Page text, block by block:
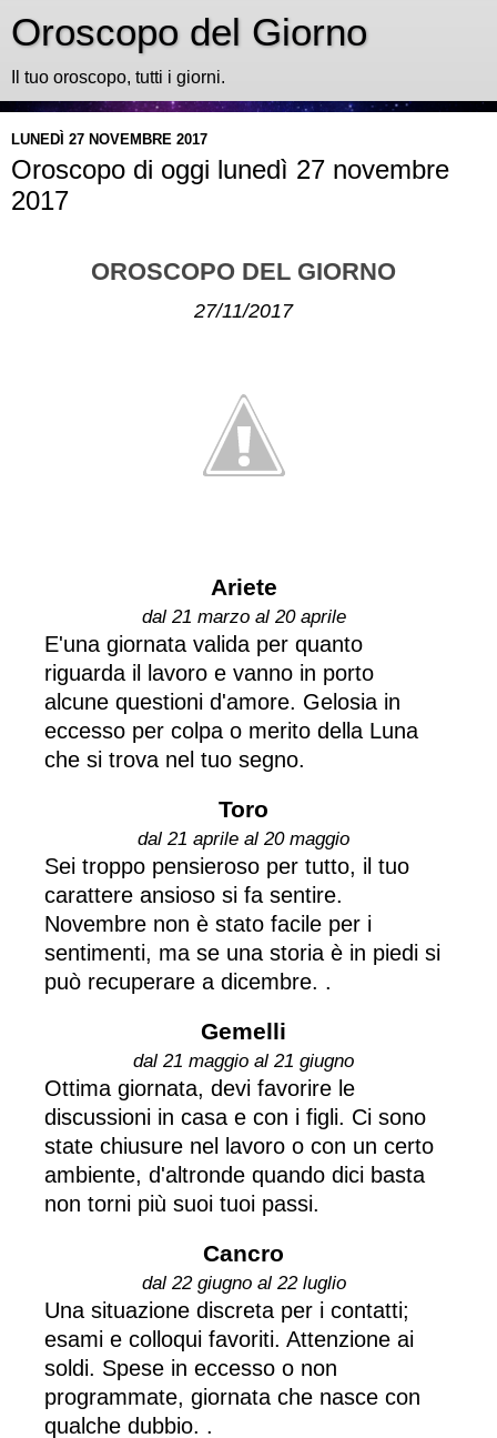
Oroscopo del Giorno
Il tuo oroscopo, tutti i giorni.
LUNEDÌ 27 NOVEMBRE 2017
Oroscopo di oggi lunedì 27 novembre
2017
OROSCOPO DEL GIORNO
27/11/2017
Ariete
dal 21 marzo al 20 aprile
E'una giornata valida per quanto
riguarda il lavoro e vanno in porto
alcune questioni d'amore. Gelosia in
eccesso per colpa o merito della Luna
che si trova nel tuo segno.
Toro
dal 21 aprile al 20 maggio
Sei troppo pensieroso per tutto, il tuo
carattere ansioso si fa sentire.
Novembre non è stato facile per i
sentimenti, ma se una storia è in piedi si
può recuperare a dicembre. .
Gemelli
dal 21 maggio al 21 giugno
Ottima giornata, devi favorire le
discussioni in casa e con i figli. Ci sono
state chiusure nel lavoro o con un certo
ambiente, d'altronde quando dici basta
non torni più suoi tuoi passi.
Cancro
dal 22 giugno al 22 luglio
Una situazione discreta per i contatti;
esami e colloqui favoriti. Attenzione ai
soldi. Spese in eccesso o non
programmate, giornata che nasce con
qualche dubbio. .